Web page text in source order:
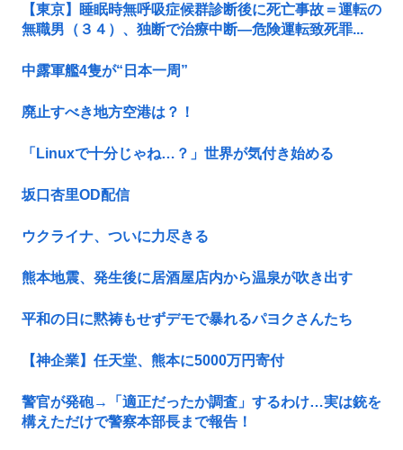
【東京】睡眠時無呼吸症候群診断後に死亡事故＝運転の
無職男（３４）、独断で治療中断―危険運転致死罪...
中露軍艦4隻が“日本一周”
廃止すべき地方空港は？！
「Linuxで十分じゃね…？」世界が気付き始める
坂口杏里OD配信
ウクライナ、ついに力尽きる
熊本地震、発生後に居酒屋店内から温泉が吹き出す
平和の日に黙祷もせずデモで暴れるパヨクさんたち
【神企業】任天堂、熊本に5000万円寄付
警官が発砲→「適正だったか調査」するわけ…実は銃を
構えただけで警察本部長まで報告！